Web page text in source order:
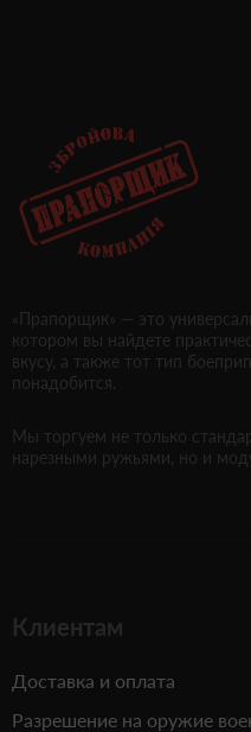
«Прапорщик» — это
котором вы найдете
вкусу, а также тот тип
понадобится.
Мы торгуем не только
нарезными ружьями, но и
Клиентам
Доставка и оплата
Разрешение на оружие